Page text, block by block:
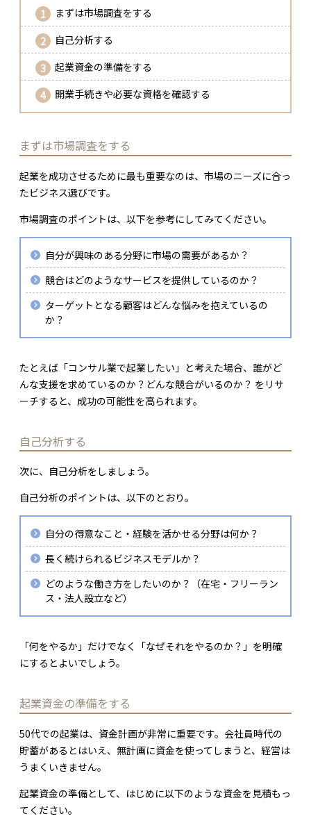
まずは市場調査をする
自己分析する
起業資金の準備をする
開業手続きや必要な資格を確認する
まずは市場調査をする
起業を成功させるために最も重要なのは、市場のニーズに合っ
たビジネス選びです。
市場調査のポイントは、以下を参考にしてみてください。
自分が興味のある分野に市場の需要があるか？
競合はどのようなサービスを提供しているのか？
ターゲットとなる顧客はどんな悩みを抱えているの
か？
たとえば「コンサル業で起業したい」と考えた場合、誰がど
んな支援を求めているのか？どんな競合がいるのか？ をリサ
ーチすると、成功の可能性を高られます。
自己分析する
次に、自己分析をしましょう。
自己分析のポイントは、以下のとおり。
自分の得意なこと・経験を活かせる分野は何か？
長く続けられるビジネスモデルか？
どのような働き方をしたいのか？（在宅・フリーラン
ス・法人設立など）
「何をやるか」だけでなく「なぜそれをやるのか？」を明確
にするとよいでしょう。
起業資金の準備をする
50代での起業は、資金計画が非常に重要です。会社員時代の
貯蓄があるとはいえ、無計画に資金を使ってしまうと、経営は
うまくいきません。
起業資金の準備として、はじめに以下のような資金を見積もっ
てください。